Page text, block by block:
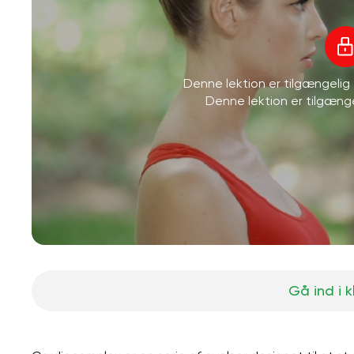
Denne lektion er tilgængelig
Denne lektion er
Gå ind i